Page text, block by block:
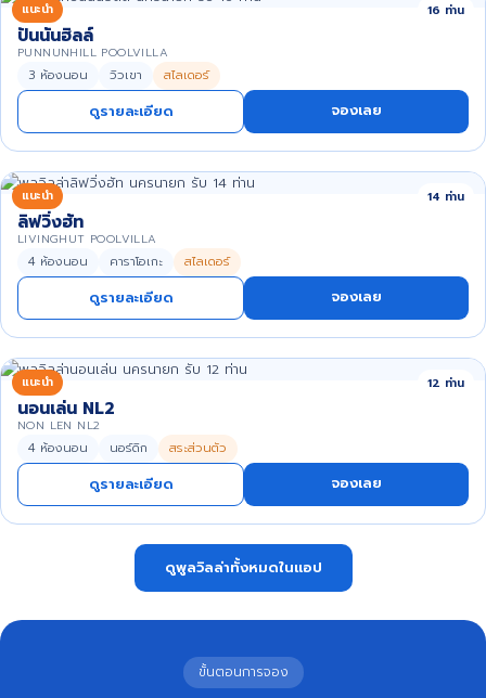
แนะนำ 16 ท่าน
ปันนันฮิลล์
PUNNUNHILL POOLVILLA
3 ห้องนอน วิวเขา สไลเดอร์
ดูรายละเอียด จองเลย
แนะนำ 14 ท่าน
ลิฟวิ่งฮัท
LIVINGHUT POOLVILLA
4 ห้องนอน คาราโอเกะ สไลเดอร์
ดูรายละเอียด จองเลย
แนะนำ 12 ท่าน
นอนเล่น NL2
NON LEN NL2
4 ห้องนอน นอร์ดิก สระส่วนตัว
ดูรายละเอียด จองเลย
ดูพูลวิลล่าทั้งหมดในแอป
ขั้นตอนการจอง